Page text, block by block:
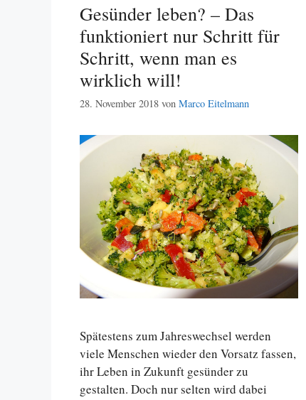
Gesünder leben? – Das
funktioniert nur Schritt für
Schritt, wenn man es
wirklich will!
28. November 2018 von Marco Eitelmann
Spätestens zum Jahreswechsel werden
viele Menschen wieder den Vorsatz fassen,
ihr Leben in Zukunft gesünder zu
gestalten. Doch nur selten wird dabei